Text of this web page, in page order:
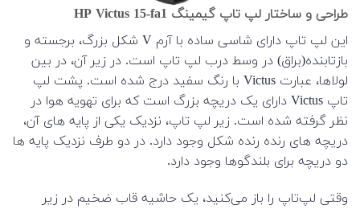
طراحی و ساختار لپ تاپ گیمینگ HP Victus 15-fa1
این لپ تاپ دارای شاسی ساده با آرم V شکل بزرگ، برجسته و
بازتابنده(براق) در وسط درب لپ تاپ است. در زیر آن، در بین
لولاها، عبارت Victus با رنگ سفید درج شده است. پشت لپ
تاپ Victus دارای یک دریچه بزرگ است که برای تهویه هوا در
نظر گرفته شده است. زیر لپ تاپ، نزدیک یکی از پایه های آن،
دریچه های رنده رنده شکل وجود دارد. در دو طرف نزدیک پایه ها
دو دریچه برای بلندگوها وجود دارد.
وقتی لپ‌تاپ را باز می‌کنید، یک حاشیه قاب ضخیم در زیر